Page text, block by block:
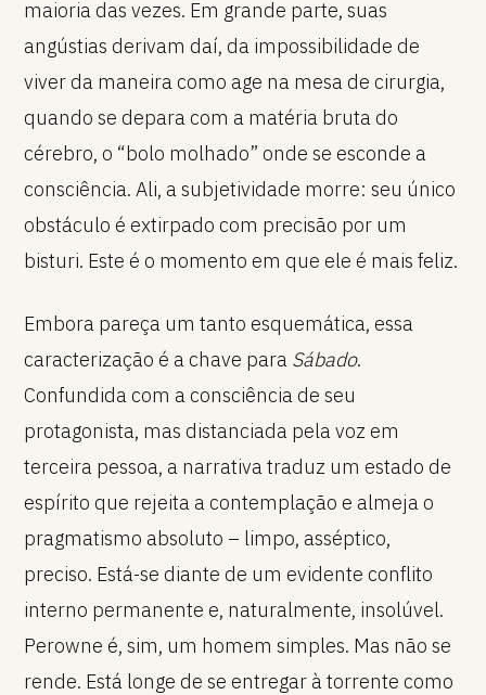
maioria das vezes. Em grande parte, suas
angústias derivam daí, da impossibilidade de
viver da maneira como age na mesa de cirurgia,
quando se depara com a matéria bruta do
cérebro, o “bolo molhado” onde se esconde a
consciência. Ali, a subjetividade morre: seu único
obstáculo é extirpado com precisão por um
bisturi. Este é o momento em que ele é mais feliz.
Embora pareça um tanto esquemática, essa
caracterização é a chave para Sábado.
Confundida com a consciência de seu
protagonista, mas distanciada pela voz em
terceira pessoa, a narrativa traduz um estado de
espírito que rejeita a contemplação e almeja o
pragmatismo absoluto – limpo, asséptico,
preciso. Está-se diante de um evidente conflito
interno permanente e, naturalmente, insolúvel.
Perowne é, sim, um homem simples. Mas não se
rende. Está longe de se entregar à torrente como